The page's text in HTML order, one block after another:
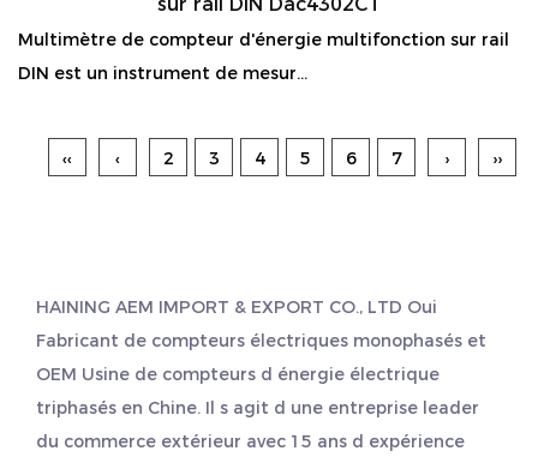
Multimètre de compteur d'énergie multifonction sur rail
DIN est un instrument de mesur...
‹‹ ‹ 2 3 4 5 6 7 › ››
HAINING AEM IMPORT & EXPORT CO., LTD Oui
Fabricant de compteurs électriques monophasés et
OEM Usine de compteurs d énergie électrique
triphasés en Chine. Il s agit d une entreprise leader
du commerce extérieur avec 15 ans d expérience